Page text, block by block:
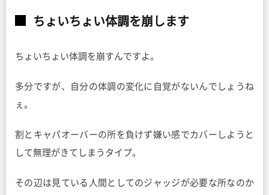
ちょいちょい体調を崩します
ちょいちょい体調を崩すんですよ。
多分ですが、自分の体調の変化に自覚がないんでしょうね
ぇ。
割とキャパオーバーの所を負けず嫌い感でカバーしようと
して無理がきてしまうタイプ。
その辺は見ている人間としてのジャッジが必要な所なのか